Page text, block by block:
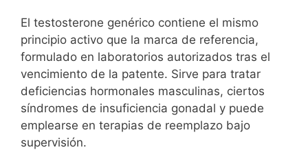
El testosterone genérico contiene el mismo
principio activo que la marca de referencia,
formulado en laboratorios autorizados tras el
vencimiento de la patente. Sirve para tratar
deficiencias hormonales masculinas, ciertos
síndromes de insuficiencia gonadal y puede
emplearse en terapias de reemplazo bajo
supervisión.